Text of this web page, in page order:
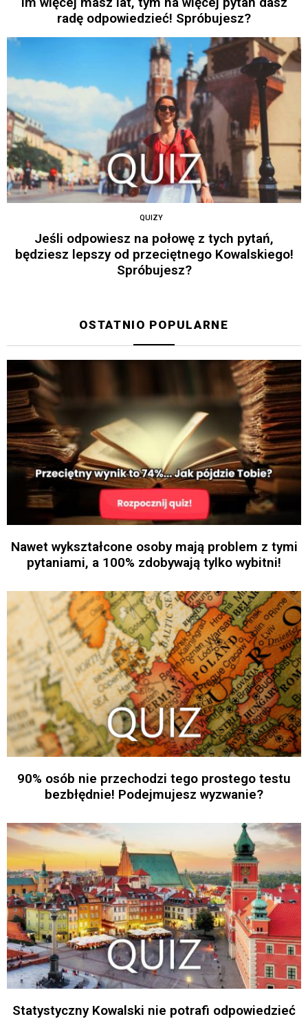
radę odpowiedzieć! Spróbujesz?
QUIZY
Jeśli odpowiesz na połowę z tych pytań,
będziesz lepszy od przeciętnego Kowalskiego!
Spróbujesz?
OSTATNIO POPULARNE
Nawet wykształcone osoby mają problem z tymi
pytaniami, a 100% zdobywają tylko wybitni!
90% osób nie przechodzi tego prostego testu
bezbłędnie! Podejmujesz wyzwanie?
Statystyczny Kowalski nie potrafi odpowiedzieć